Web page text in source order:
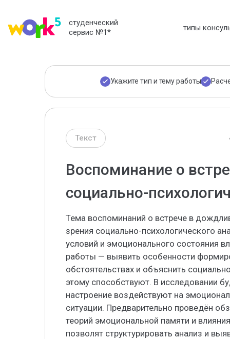
студенческий
сервис №1* типы
Укажите тип и тему работы
Текст
Воспоминание о
социально-
Тема воспоминаний о встрече в
зрения социально-психологического
условий и эмоционального состояния
работы — выявить особенности
обстоятельствах и объяснить
этому способствуют. В исследовании
настроение воздействуют на
ситуации. Предварительно проведён
теорий эмоциональной памяти и
позволят структурировать анализ и